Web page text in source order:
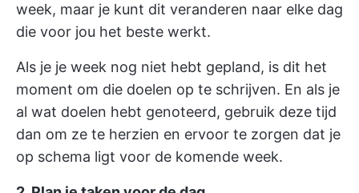
week, maar je kunt dit veranderen naar elke dag
die voor jou het beste werkt.
Als je je week nog niet hebt gepland, is dit het
moment om die doelen op te schrijven. En als je
al wat doelen hebt genoteerd, gebruik deze tijd
dan om ze te herzien en ervoor te zorgen dat je
op schema ligt voor de komende week.